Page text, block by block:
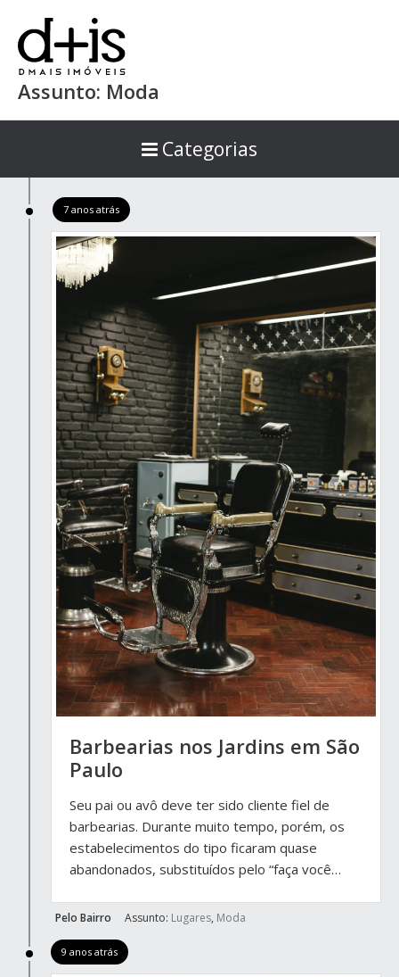
Assunto: Moda
Categorias
7 anos atrás
Barbearias nos Jardins em São
Paulo
Seu pai ou avô deve ter sido cliente fiel de
barbearias. Durante muito tempo, porém, os
estabelecimentos do tipo ficaram quase
abandonados, substituídos pelo “faça você…
Pelo Bairro Assunto: Lugares, Moda
9 anos atrás